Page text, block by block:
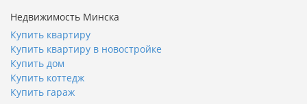
Недвижимость Минска
Купить квартиру
Купить квартиру в новостройке
Купить дом
Купить коттедж
Купить гараж